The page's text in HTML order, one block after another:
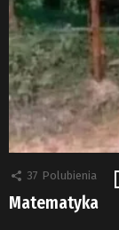
37 Polubienia
Matematyka